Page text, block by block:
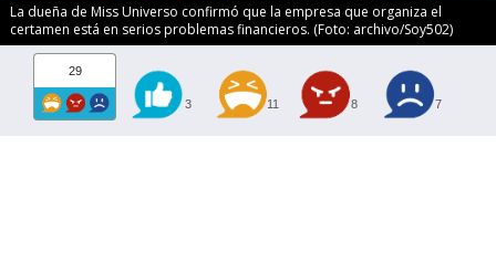
La dueña de Miss Universo confirmó que la empresa que organiza el
certamen está en serios problemas financieros. (Foto: archivo/Soy502)
29
3 11 8 7